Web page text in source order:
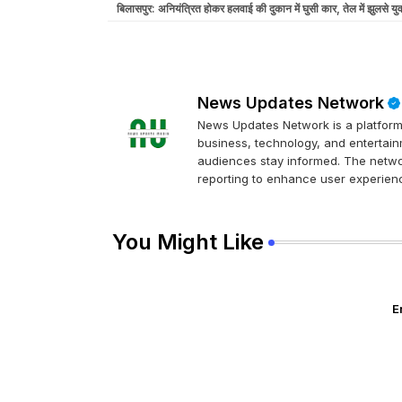
बिलासपुर: अनियंत्रित होकर हलवाई की दुकान में घुसी कार, तेल में झुलसे
News Updates Network
News Updates Network is a
business, technology, and
audiences stay informed. The
reporting to enhance user
You Might Like